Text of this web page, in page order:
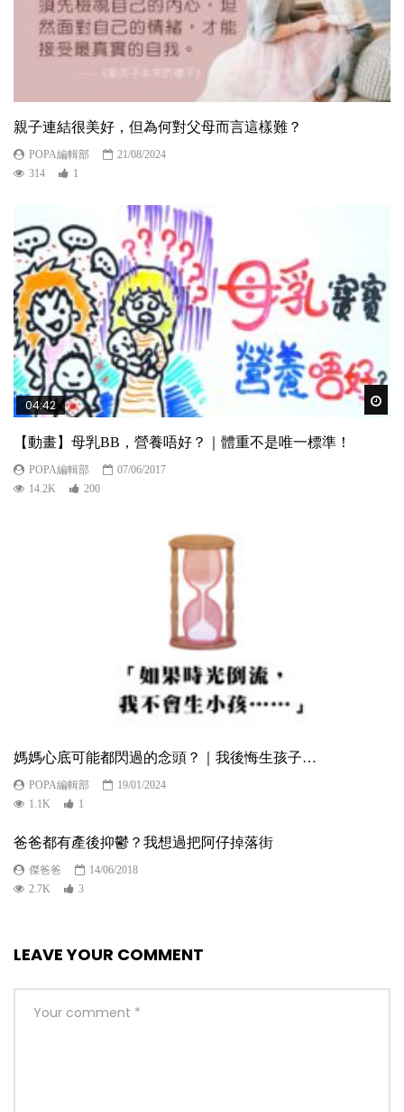
親子連結很美好，但為何對父母而言這樣難？
POPA編輯部
21/08/2024
314
1
04:42
【動畫】母乳BB，營養唔好？｜體重不是唯一標準！
POPA編輯部
07/06/2017
14.2K
200
媽媽心底可能都閃過的念頭？｜我後悔生孩子…
POPA編輯部
19/01/2024
1.1K
1
爸爸都有產後抑鬱？我想過把阿仔掉落街
傑爸爸
14/06/2018
2.7K
3
LEAVE YOUR COMMENT